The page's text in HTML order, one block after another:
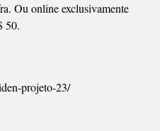
Ou online exclusivamente
50.
projeto-23/